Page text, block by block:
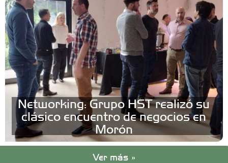
Networking: Grupo HST realizó su
clásico encuentro de negocios en
Morón
Ver más »